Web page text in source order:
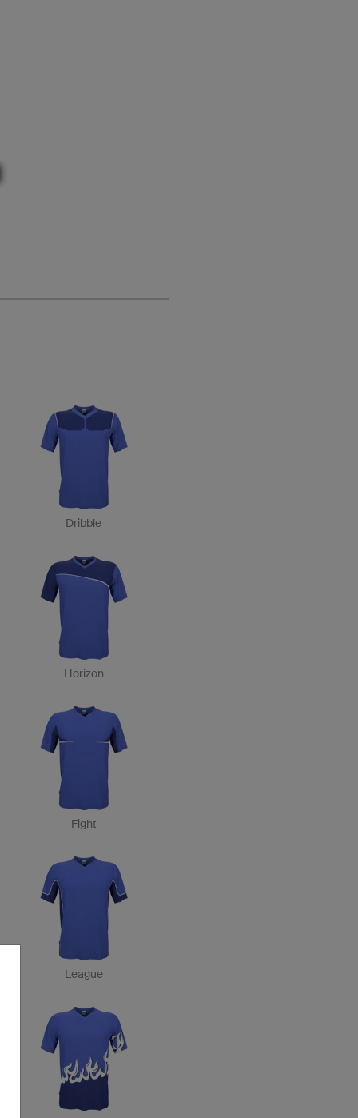
Dribble
Horizon
Fight
League